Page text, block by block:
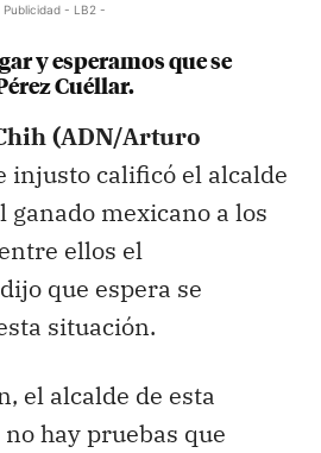
Publicidad - LB2 -
y esperamos que se
Cuéllar.
(ADN/Arturo
injusto calificó el alcalde
mexicano a los
ellos el
que espera se
situación.
el alcalde de esta
hay pruebas que